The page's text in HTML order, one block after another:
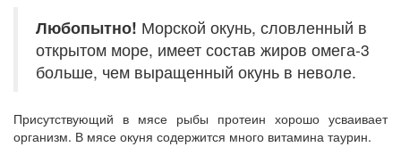
Любопытно! Морской окунь, словленный в
открытом море, имеет состав жиров омега-3
больше, чем выращенный окунь в неволе.
Присутствующий в мясе рыбы протеин хорошо усваивает
организм. В мясе окуня содержится много витамина таурин.